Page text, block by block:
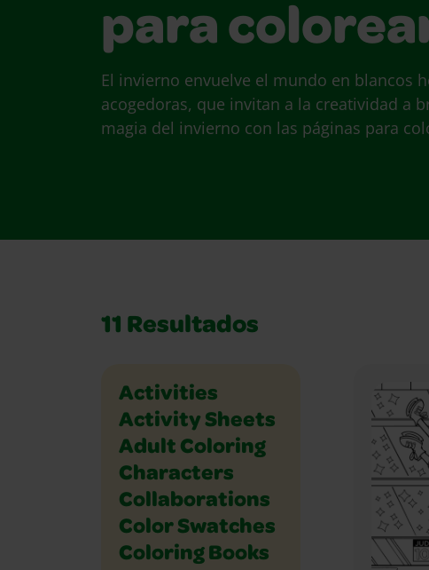
para
El invierno envuelve el mundo en blancos
acogedoras, que invitan a la creatividad a
magia del invierno con las páginas para
11 Resultados
Activities
Activity Sheets
Adult Coloring
Characters
Collaborations
Color Swatches
Coloring Books
Holidays and Celebrations
Math
Music and Dance
Outdoor
Paper Crafts
People
Places
Plants and Animals
Science
Seasons
Social Studies
Sports
Vehicles
Writing